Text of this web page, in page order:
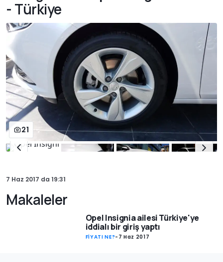
- Türkiye
21
7 Haz 2017 da 19:31
Makaleler
Opel Insignia ailesi Türkiye'ye
iddialı bir giriş yaptı
FİYATI NE?- 7 Haz 2017